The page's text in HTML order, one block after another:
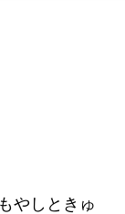
しときゅ